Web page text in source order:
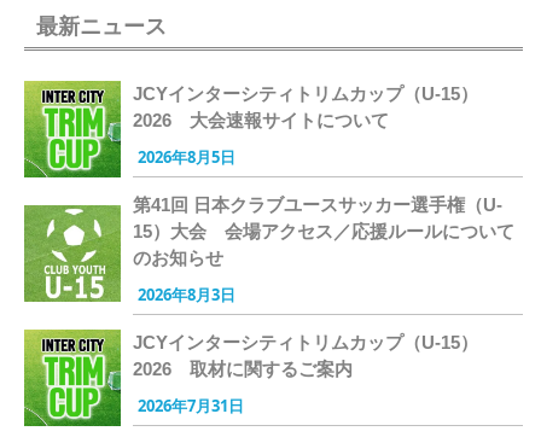
最新ニュース
JCYインターシティトリムカップ（U-15）
2026 大会速報サイトについて
2026年8月5日
第41回 日本クラブユースサッカー選手権（U-
15）大会 会場アクセス／応援ルールについて
のお知らせ
2026年8月3日
JCYインターシティトリムカップ（U-15）
2026 取材に関するご案内
2026年7月31日